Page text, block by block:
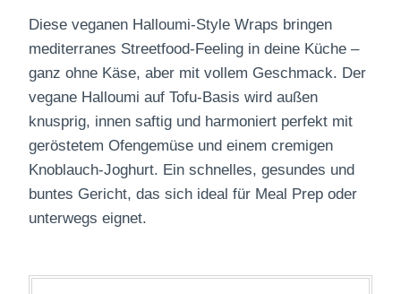
Diese veganen Halloumi-Style Wraps bringen
mediterranes Streetfood-Feeling in deine Küche –
ganz ohne Käse, aber mit vollem Geschmack. Der
vegane Halloumi auf Tofu-Basis wird außen
knusprig, innen saftig und harmoniert perfekt mit
geröstetem Ofengemüse und einem cremigen
Knoblauch-Joghurt. Ein schnelles, gesundes und
buntes Gericht, das sich ideal für Meal Prep oder
unterwegs eignet.